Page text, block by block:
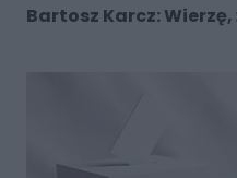
Bartosz Karcz: